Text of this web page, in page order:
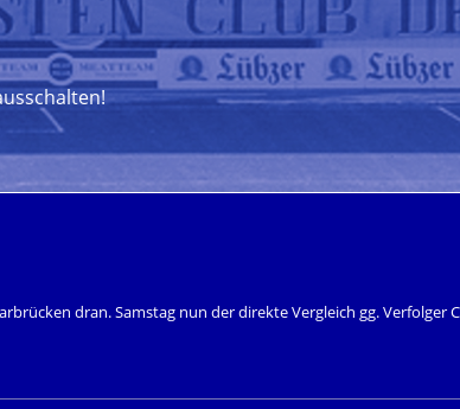
dran. Samstag nun der direkte Vergleich gg.